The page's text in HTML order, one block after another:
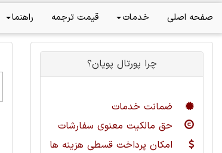
صفحه اصلی خدمات قیمت ترجمه راهنما
چرا پورتال پویان؟
ضمانت خدمات
حق مالکیت معنوی سفارشات
امکان پرداخت قسطی هزینه ها